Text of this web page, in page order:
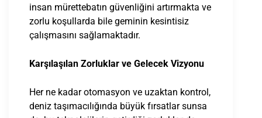
insan mürettebatın güvenliğini artırmakta ve
zorlu koşullarda bile geminin kesintisiz
çalışmasını sağlamaktadır.
Karşılaşılan Zorluklar ve Gelecek Vizyonu
Her ne kadar otomasyon ve uzaktan kontrol,
deniz taşımacılığında büyük fırsatlar sunsa